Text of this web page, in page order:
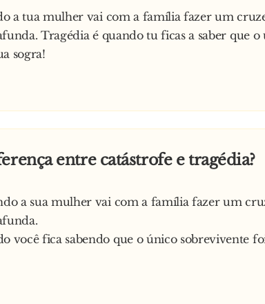
a tua mulher vai com a família fazer um
Tragédia é quando tu ficas a saber que o
sogra!
entre catástrofe e tragédia?
a sua mulher vai com a família fazer um
você fica sabendo que o único sobrevivente